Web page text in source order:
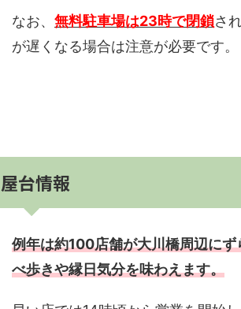
なお、 無料駐車場は23時で閉鎖さ
が遅くなる場合は注意が必要です。
屋台情報
例年は約100店舗が大川橋周辺にず
べ歩きや縁日気分を味わえます。